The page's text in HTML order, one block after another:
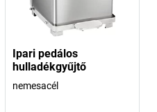
Ipari pedálos
hulladékgyűjtő
nemesacél